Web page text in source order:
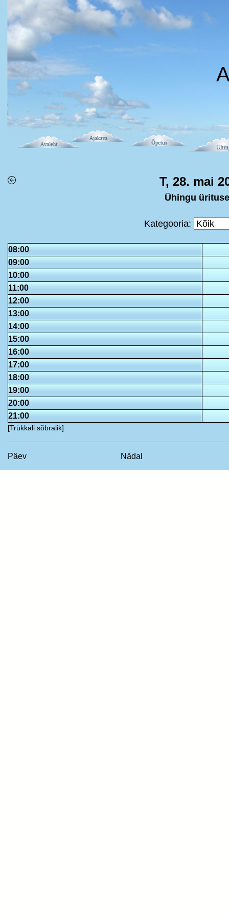
T, 28. mai
Ühingu
Kategooria:
08:00
09:00
10:00
11:00
12:00
13:00
14:00
15:00
16:00
17:00
18:00
19:00
20:00
21:00
[Trükkali sõbralik]
Päev Nädal